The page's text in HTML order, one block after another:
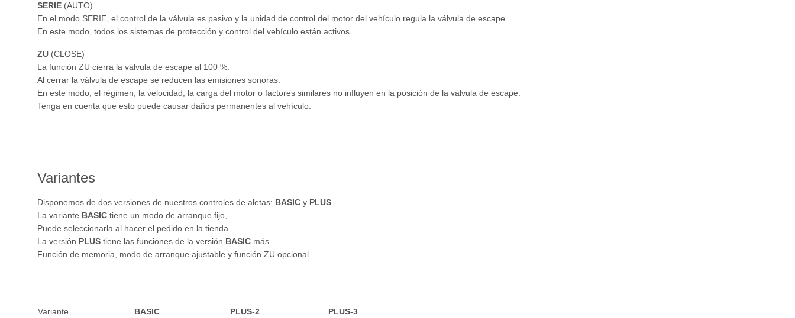
SERIE (AUTO)
En el modo SERIE, el control de la válvula es pasivo y la unidad de control del motor del vehículo regula la válvula de escape.
En este modo, todos los sistemas de protección y control del vehículo están activos.
ZU (CLOSE)
La función ZU cierra la válvula de escape al 100 %.
Al cerrar la válvula de escape se reducen las emisiones sonoras.
En este modo, el régimen, la velocidad, la carga del motor o factores similares no influyen en la posición de la válvula de escape.
Tenga en cuenta que esto puede causar daños permanentes al vehículo.
Variantes
Disponemos de dos versiones de nuestros controles de aletas: BASIC y PLUS
La variante BASIC tiene un modo de arranque fijo,
Puede seleccionarla al hacer el pedido en la tienda.
La versión PLUS tiene las funciones de la versión BASIC más
Función de memoria, modo de arranque ajustable y función ZU opcional.
Variante BASIC PLUS-2
PLUS-3